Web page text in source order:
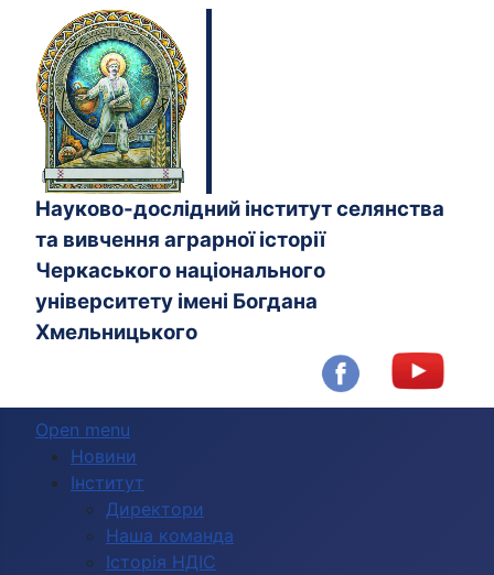
Науково-дослідний інститут селянства
та вивчення аграрної історії
Черкаського національного
університету імені Богдана
Хмельницького
Open menu
Новини
Інститут
Директори
Наша команда
Історія НДІС